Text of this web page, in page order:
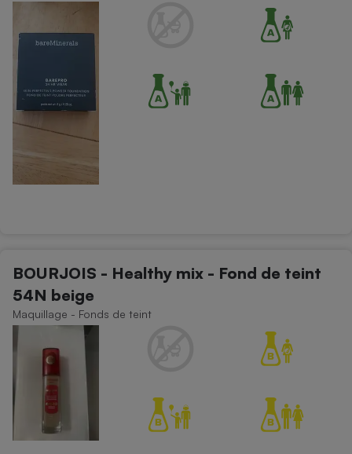
BOURJOIS - Healthy mix - Fond de teint
54N beige
Maquillage - Fonds de teint